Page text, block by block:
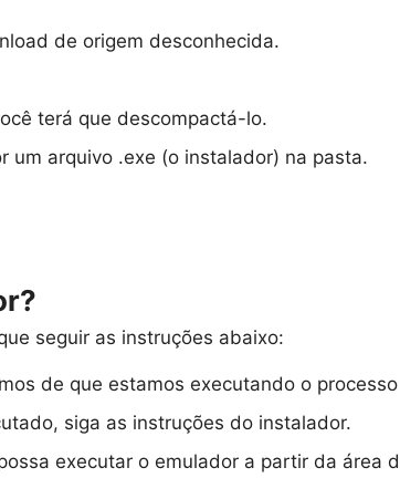
de origem desconhecida.
terá que descompactá-lo.
um arquivo .exe (o instalador) na pasta.
seguir as instruções abaixo:
de que estamos executando o
siga as instruções do instalador.
executar o emulador a partir da área